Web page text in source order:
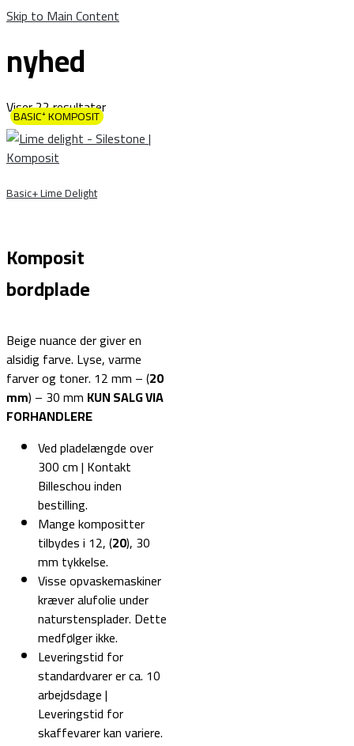
Skip to Main Content
nyhed
Viser 22 resultater
BASIC⁺ KOMPOSIT
Basic+ Lime Delight
Komposit
bordplade
Beige nuance der giver en
alsidig farve. Lyse, varme
farver og toner. 12 mm – (20
mm) – 30 mm KUN SALG VIA
FORHANDLERE
Ved pladelængde over
300 cm | Kontakt
Billeschou inden
bestilling.
Mange kompositter
tilbydes i 12, (20), 30
mm tykkelse.
Visse opvaskemaskiner
kræver alufolie under
naturstensplader. Dette
medfølger ikke.
Leveringstid for
standardvarer er ca. 10
arbejdsdage |
Leveringstid for
skaffevarer kan variere.